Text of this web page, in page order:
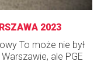
2023
To może nie był
ale PGE